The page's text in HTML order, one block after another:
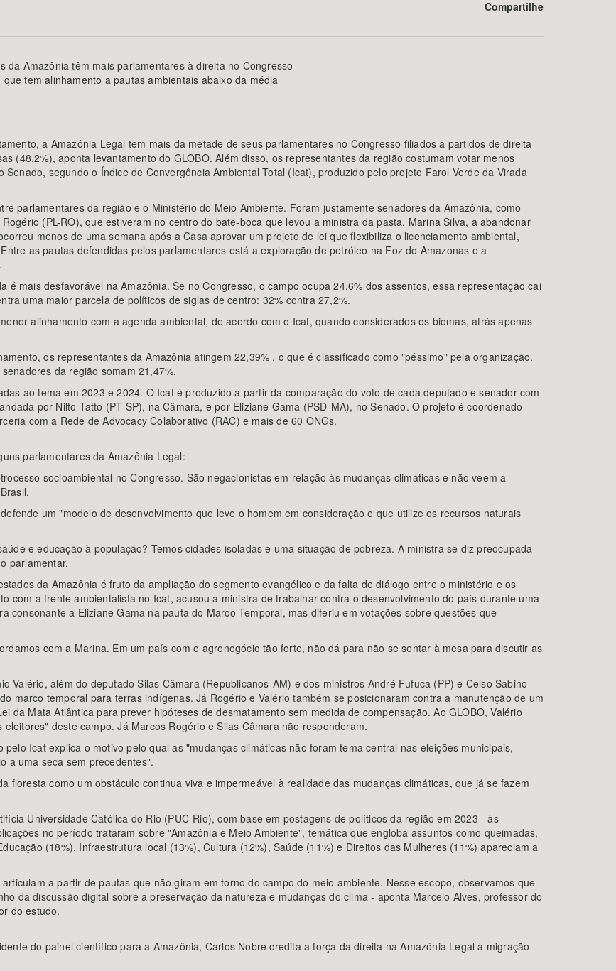
Área Protegida
BUSCAR
Compartilhe
Amazônia têm mais parlamentares à direita no Congresso
tem alinhamento a pautas ambientais abaixo da média
a Amazônia Legal tem mais da metade de seus parlamentares no Congresso filiados a partidos de direita
(48,2%), aponta levantamento do GLOBO. Além disso, os representantes da região costumam votar menos
segundo o Índice de Convergência Ambiental Total (Icat), produzido pelo projeto Farol Verde da Virada
parlamentares da região e o Ministério do Meio Ambiente. Foram justamente senadores da Amazônia, como
(PL-RO), que estiveram no centro do bate-boca que levou a ministra da pasta, Marina Silva, a abandonar
menos de uma semana após a Casa aprovar um projeto de lei que flexibiliza o licenciamento ambiental,
as pautas defendidas pelos parlamentares está a exploração de petróleo na Foz do Amazonas e a
é mais desfavorável na Amazônia. Se no Congresso, o campo ocupa 24,6% dos assentos, essa representação cai
uma maior parcela de políticos de siglas de centro: 32% contra 27,2%.
alinhamento com a agenda ambiental, de acordo com o Icat, quando considerados os biomas, atrás apenas
os representantes da Amazônia atingem 22,39% , o que é classificado como "péssimo" pela organização.
da região somam 21,47%.
ao tema em 2023 e 2024. O Icat é produzido a partir da comparação do voto de cada deputado e senador com
por Nilto Tatto (PT-SP), na Câmara, e por Eliziane Gama (PSD-MA), no Senado. O projeto é coordenado
com a Rede de Advocacy Colaborativo (RAC) e mais de 60 ONGs.
parlamentares da Amazônia Legal:
socioambiental no Congresso. São negacionistas em relação às mudanças climáticas e não veem a
um "modelo de desenvolvimento que leve o homem em consideração e que utilize os recursos naturais
e educação à população? Temos cidades isoladas e uma situação de pobreza. A ministra se diz preocupada
parlamentar.
da Amazônia é fruto da ampliação do segmento evangélico e da falta de diálogo entre o ministério e os
com a frente ambientalista no Icat, acusou a ministra de trabalhar contra o desenvolvimento do país durante uma
consonante a Eliziane Gama na pauta do Marco Temporal, mas diferiu em votações sobre questões que
com a Marina. Em um país com o agronegócio tão forte, não dá para não se sentar à mesa para discutir as
Valério, além do deputado Silas Câmara (Republicanos-AM) e dos ministros André Fufuca (PP) e Celso Sabino
marco temporal para terras indígenas. Já Rogério e Valério também se posicionaram contra a manutenção de um
da Mata Atlântica para prever hipóteses de desmatamento sem medida de compensação. Ao GLOBO, Valério
deste campo. Já Marcos Rogério e Silas Câmara não responderam.
Icat explica o motivo pelo qual as "mudanças climáticas não foram tema central nas eleições municipais,
a uma seca sem precedentes".
floresta como um obstáculo continua viva e impermeável à realidade das mudanças climáticas, que já se fazem
Universidade Católica do Rio (PUC-Rio), com base em postagens de políticos da região em 2023 - às
no período trataram sobre "Amazônia e Meio Ambiente", temática que engloba assuntos como queimadas,
(18%), Infraestrutura local (13%), Cultura (12%), Saúde (11%) e Direitos das Mulheres (11%) apareciam a
a partir de pautas que não giram em torno do campo do meio ambiente. Nesse escopo, observamos que
da discussão digital sobre a preservação da natureza e mudanças do clima - aponta Marcelo Alves, professor do
do estudo.
do painel científico para a Amazônia, Carlos Nobre credita a força da direita na Amazônia Legal à migração